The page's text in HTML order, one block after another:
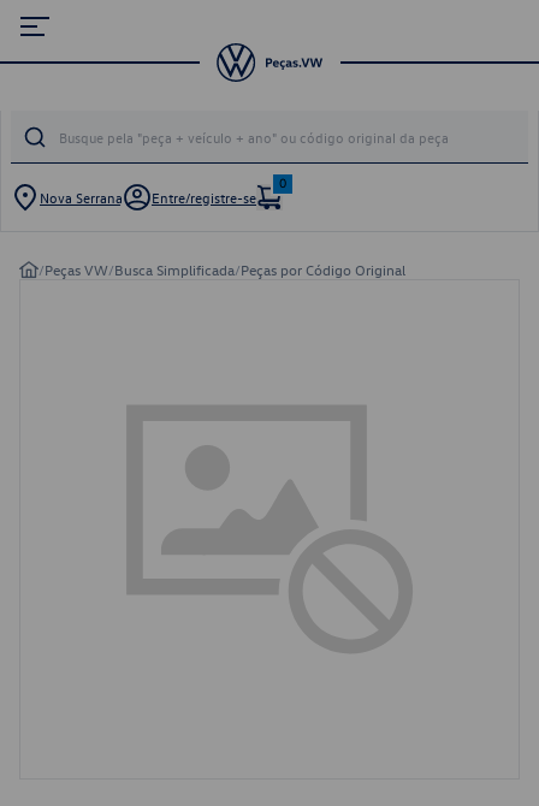
Nova Serrana Entre/registre-se
0
/Peças VW/Busca Simplificada/Peças por Código Original